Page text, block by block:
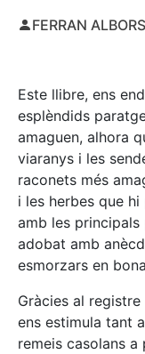
FERRAN
Este llibre, ens
esplèndids
amaguen, alhora
viaranys i les
raconets més
i les herbes que
amb les
adobat amb
esmorzars en
Gràcies al
ens estimula tant
remeis casolans